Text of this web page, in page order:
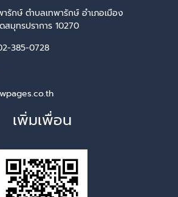
รักษ์ ตำบลเทพารักษ์ อำเภอเมือง
มุทรปราการ 10270
385-0728
เพิ่มเพื่อน